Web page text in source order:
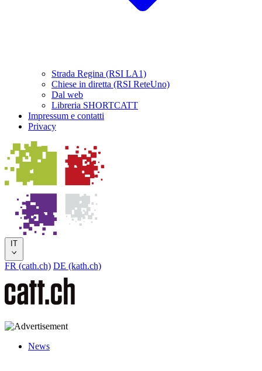
Strada Regina (RSI LA1)
Chiese in diretta (RSI ReteUno)
Dal web
Libreria SHORTCATT
Impressum e contatti
Privacy
IT
FR (cath.ch) DE (kath.ch)
News